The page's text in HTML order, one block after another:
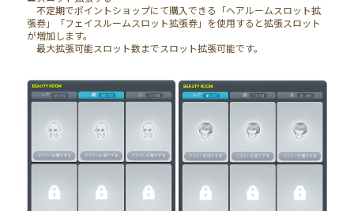
不定期でポイントショップにて購入できる「ヘアルームスロット拡
張券」「フェイスルームスロット拡張券」を使用すると拡張スロット
が増加します。
最大拡張可能スロット数までスロット拡張可能です。